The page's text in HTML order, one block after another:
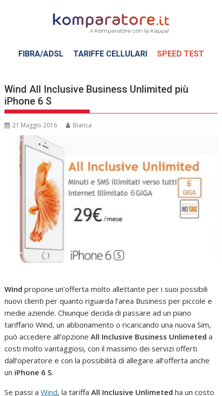
FIBRA/ADSL TARIFFE CELLULARI SPEED TEST
Wind All Inclusive Business Unlimited più
iPhone 6 S
21 Maggio 2016 Bianca
Wind propone un’offerta molto allettante per i suoi possibili
nuovi clienti per quanto riguarda l’area Business per piccole e
medie aziende. Chiunque decida di passare ad un piano
tariffario Wind, un abbonamento o ricaricando una nuova Sim,
può accedere all’opzioneAll Inclusive Business Unlimeted a
costi molto vantaggiosi, con il massimo dei servizi offerti
dall’operatore e con la possibilità di allegare all’offerta anche
un iPhone 6 S.
Se passi aWind, la tariffaAll Inclusive Unlimetedha un costo